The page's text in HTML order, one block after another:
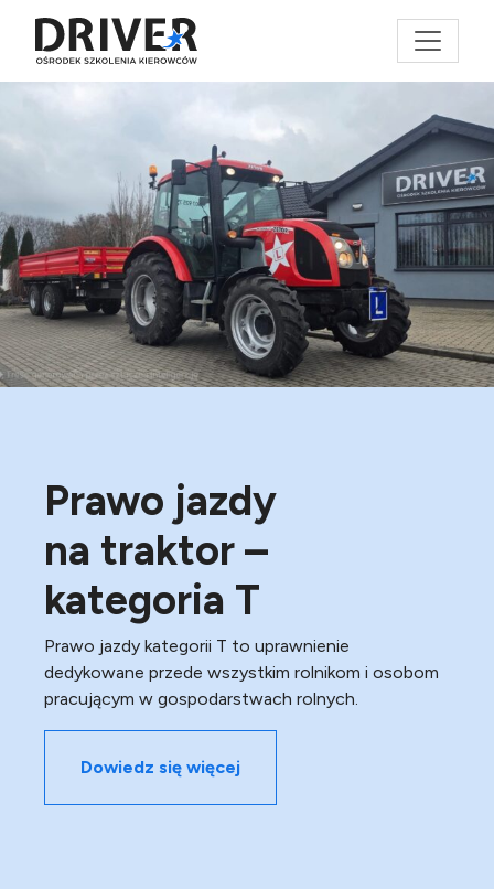
Prawo jazdy
na traktor –
kategoria T
Prawo jazdy kategorii T to uprawnienie
dedykowane przede wszystkim rolnikom i osobom
pracującym w gospodarstwach rolnych.
Dowiedz się więcej